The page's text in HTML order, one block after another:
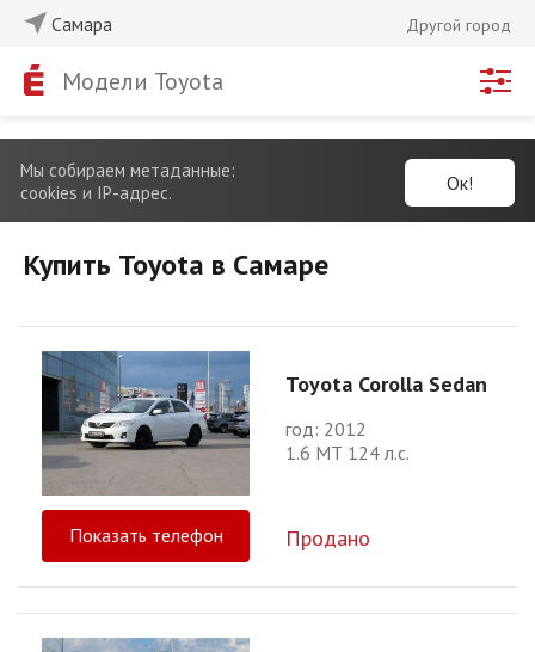
Самара Другой город
Модели Toyota
Мы собираем метаданные:
cookies и IP-адрес.
Ок!
Купить Toyota в Самаре
Toyota Corolla Sedan
год: 2012
1.6 МТ 124 л.с.
Показать телефон Продано